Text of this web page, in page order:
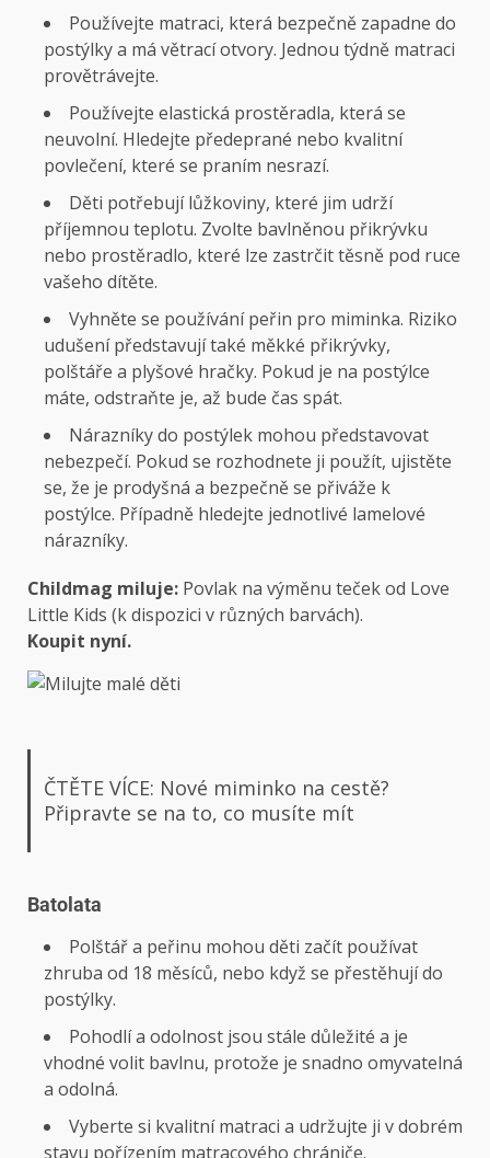
Používejte matraci, která bezpečně zapadne do
postýlky a má větrací otvory. Jednou týdně matraci
provětrávejte.
Používejte elastická prostěradla, která se
neuvolní. Hledejte předeprané nebo kvalitní
povlečení, které se praním nesrazí.
Děti potřebují lůžkoviny, které jim udrží
příjemnou teplotu. Zvolte bavlněnou přikrývku
nebo prostěradlo, které lze zastrčit těsně pod ruce
vašeho dítěte.
Vyhněte se používání peřin pro miminka. Riziko
udušení představují také měkké přikrývky,
polštáře a plyšové hračky. Pokud je na postýlce
máte, odstraňte je, až bude čas spát.
Nárazníky do postýlek mohou představovat
nebezpečí. Pokud se rozhodnete ji použít, ujistěte
se, že je prodyšná a bezpečně se přiváže k
postýlce. Případně hledejte jednotlivé lamelové
nárazníky.
Childmag miluje: Povlak na výměnu teček od Love
Little Kids (k dispozici v různých barvách).
Koupit nyní.
ČTĚTE VÍCE: Nové miminko na cestě?
Připravte se na to, co musíte mít
Batolata
Polštář a peřinu mohou děti začít používat
zhruba od 18 měsíců, nebo když se přestěhují do
postýlky.
Pohodlí a odolnost jsou stále důležité a je
vhodné volit bavlnu, protože je snadno omyvatelná
a odolná.
Vyberte si kvalitní matraci a udržujte ji v dobrém
stavu pořízením matracového chrániče.